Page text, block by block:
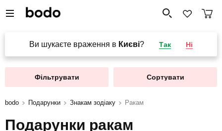
Ви шукаєте враження в Києві? Так Ні
Фільтрувати Сортувати
bodo Подарунки Знакам зодіаку Ракам
Подарунки ракам